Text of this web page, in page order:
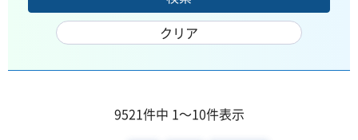
9521件中 1～10件表示